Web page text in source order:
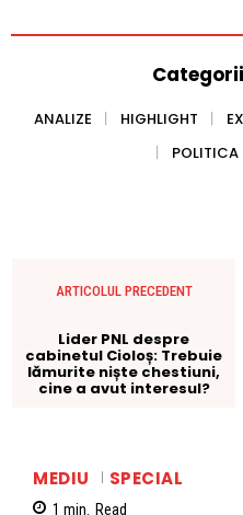
ANALIZE HIGHLIGHT
POLITICA
ARTICOLUL PRECEDENT
Lider PNL despre
cabinetul Cioloș: Trebuie
lămurite niște chestiuni,
cine a avut interesul?